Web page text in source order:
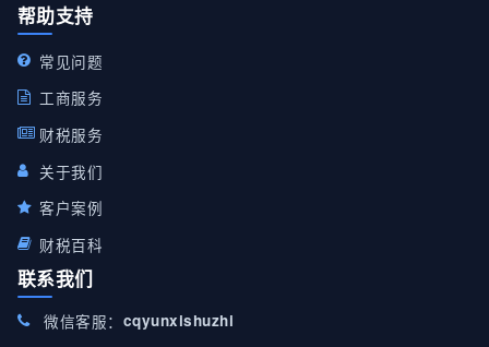
帮助支持
常见问题
工商服务
财税服务
关于我们
客户案例
财税百科
联系我们
微信客服： cqyunxishuzhi